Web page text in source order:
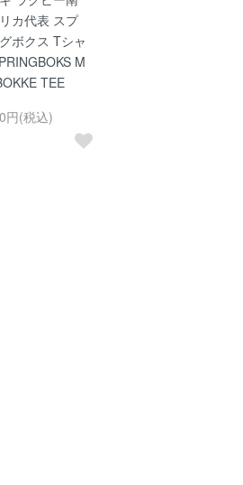
カ代表 スプ
ボクス Tシャ
M
TEE
円(税込)